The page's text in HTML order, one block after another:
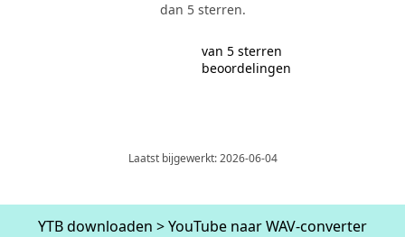
dan 5 sterren.
van 5 sterren
beoordelingen
Laatst bijgewerkt: 2026-06-04
YTB ​​downloaden >YouTube naar WAV-converter